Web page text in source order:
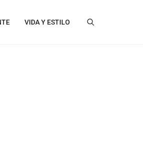
VIDA Y ESTILO